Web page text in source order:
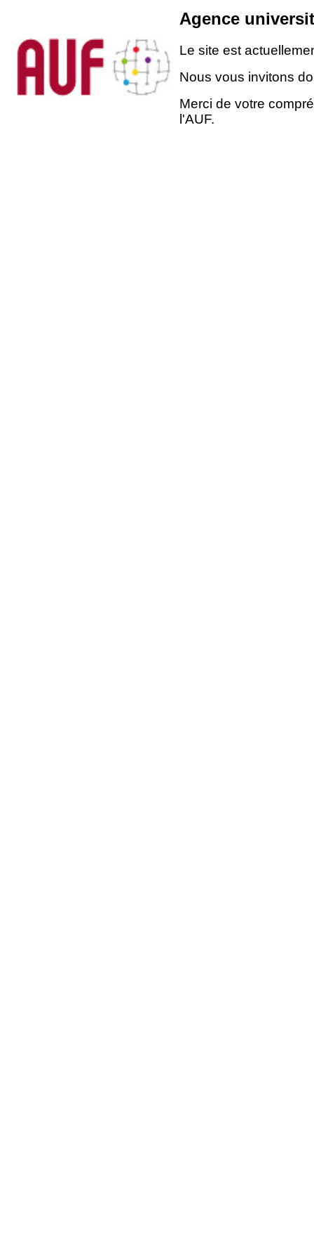
Agence
Le site est
Nous vous invitons
Merci de votre
l'AUF.